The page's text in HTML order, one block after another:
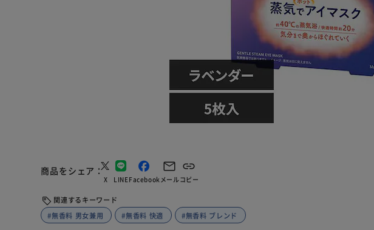
商品をシェア
X LINEFacebook メールコピー
関連するキーワード
#無香料 男女兼用
#無香料 快適 #無香料 ブレンド